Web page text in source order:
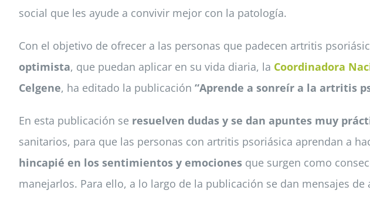
social que les ayude a convivir mejor con la patología.
Con el objetivo de ofrecer a las personas que padecen artritis
optimista, que puedan aplicar en su vida diaria, la Coordinadora
Celgene, ha editado la publicación “Aprende a sonreír a la artritis
En esta publicación se resuelven dudas y se dan apuntes muy
sanitarios, para que las personas con artritis psoriásica aprendan a
hincapié en los sentimientos y emociones que surgen como
manejarlos. Para ello, a lo largo de la publicación se dan mensajes